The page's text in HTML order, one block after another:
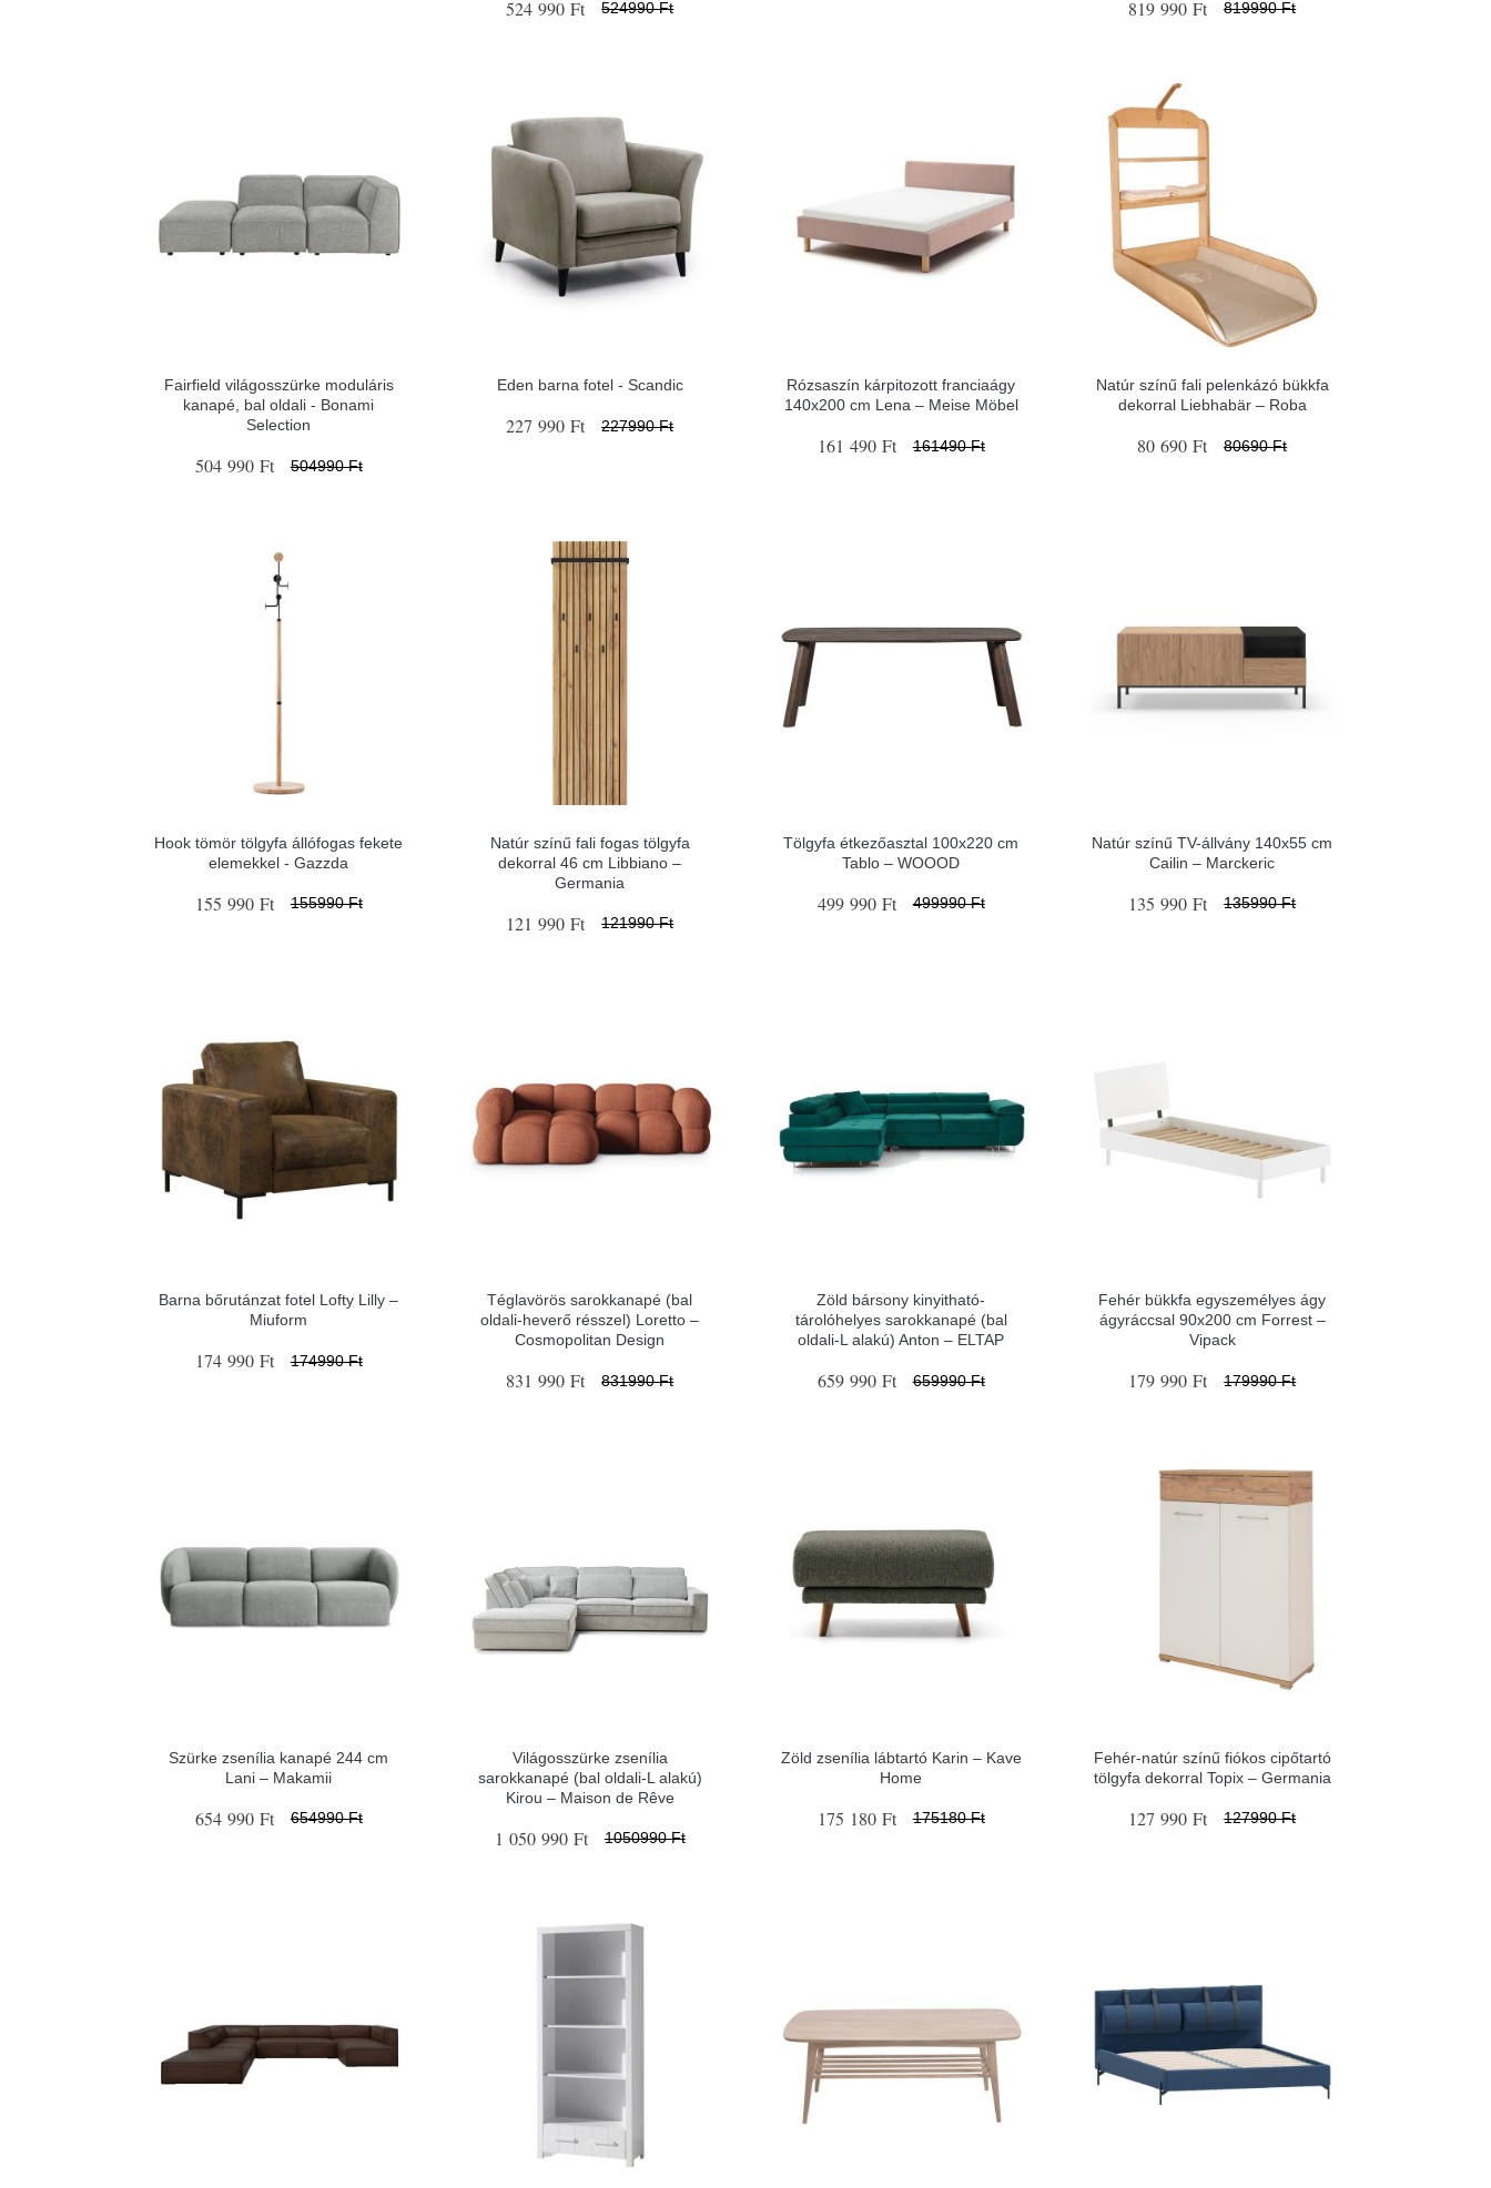
524 990 Ft 524990 Ft 819 990 Ft 819990 Ft
Fairfield világosszürke moduláris
kanapé, bal oldali - Bonami
Selection
504 990 Ft 504990 Ft
Eden barna fotel - Scandic
227 990 Ft 227990 Ft
Rózsaszín kárpitozott franciaágy
140x200 cm Lena – Meise Möbel
161 490 Ft 161490 Ft
Natúr színű fali pelenkázó bükkfa
dekorral Liebhabär – Roba
80 690 Ft 80690 Ft
Hook tömör tölgyfa állófogas fekete
elemekkel - Gazzda
155 990 Ft 155990 Ft
Natúr színű fali fogas tölgyfa
dekorral 46 cm Libbiano –
Germania
121 990 Ft 121990 Ft
Tölgyfa étkezőasztal 100x220 cm
Tablo – WOOOD
499 990 Ft 499990 Ft
Natúr színű TV-állvány 140x55 cm
Cailin – Marckeric
135 990 Ft 135990 Ft
Barna bőrutánzat fotel Lofty Lilly –
Miuform
174 990 Ft 174990 Ft
Téglavörös sarokkanapé (bal
oldali-heverő résszel) Loretto –
Cosmopolitan Design
831 990 Ft 831990 Ft
Zöld bársony kinyitható-
tárolóhelyes sarokkanapé (bal
oldali-L alakú) Anton – ELTAP
659 990 Ft 659990 Ft
Fehér bükkfa egyszemélyes ágy
ágyráccsal 90x200 cm Forrest –
Vipack
179 990 Ft 179990 Ft
Szürke zsenília kanapé 244 cm
Lani – Makamii
654 990 Ft 654990 Ft
Világosszürke zsenília
sarokkanapé (bal oldali-L alakú)
Kirou – Maison de Rêve
1 050 990 Ft 1050990 Ft
Zöld zsenília lábtartó Karin – Kave
Home
175 180 Ft 175180 Ft
Fehér-natúr színű fiókos cipőtartó
tölgyfa dekorral Topix – Germania
127 990 Ft 127990 Ft